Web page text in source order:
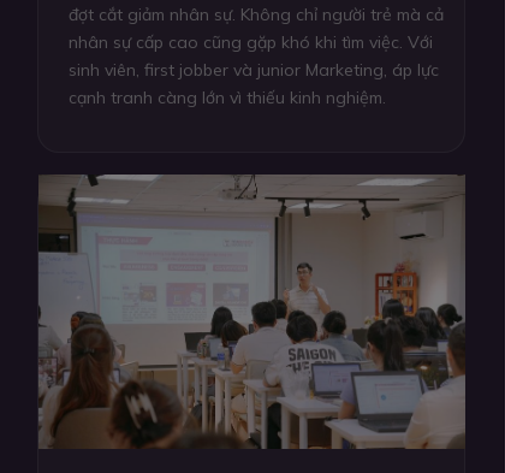
đợt cắt giảm nhân sự. Không chỉ người trẻ mà cả
nhân sự cấp cao cũng gặp khó khi tìm việc. Với
sinh viên, first jobber và junior Marketing, áp lực
cạnh tranh càng lớn vì thiếu kinh nghiệm.